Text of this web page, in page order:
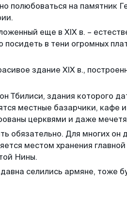
полюбоваться на памятник
еще в XIX в. –
в тени огромных
здание XIX в.,
Тбилиси, здания которого
местные базарчики, кафе
церквями и даже
обязательно. Для многих он
местом хранения
Нины.
селились армяне, тоже